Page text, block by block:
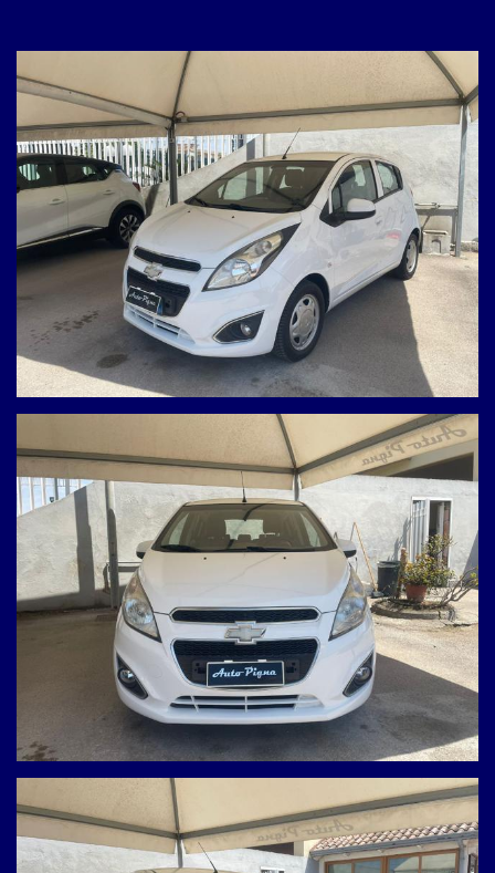
* Motorizzazione: 1.0 Benzina (68 CV)
* Cambio: Manuale
* Chilometraggio: 143.000 km (ORIGINALI e certificati)
* Provenienza: Nord Italia
* Revisione: Regolare con scadenza a 07/2027
ACCESSORI PRINCIPALI
L'essenziale per viaggiare comodi e connessi ogni giorno:
* Aria Condizionata
* Alzacristalli elettrici anteriori
* Autoradio integrata
* Ingresso USB
I NOSTRI SERVIZI INCLUSI
Prova su strada: L'auto è disponibile per qualunque test e
verifica.
Finanziamenti su misura: Soluzioni di finanziamento
personalizzate in base alle tue esigenze.
DOVE TROVARCI
La vettura è esposta e visibile presso la nostra sede:
Concessionaria – Giugliano in Campania (NA)
Indirizzo: Via Prolungamento Pigna, 14
Come raggiungerci: Uscita Asse Mediano Giugliano-Parete-
Villaricca.
CONTATTI DIRETTI
Per maggiori informazioni o per fissare un appuntamento,
non esitare a contattarci:
393 9086937 (anche WhatsApp)
* Ufficio:
081 8945051